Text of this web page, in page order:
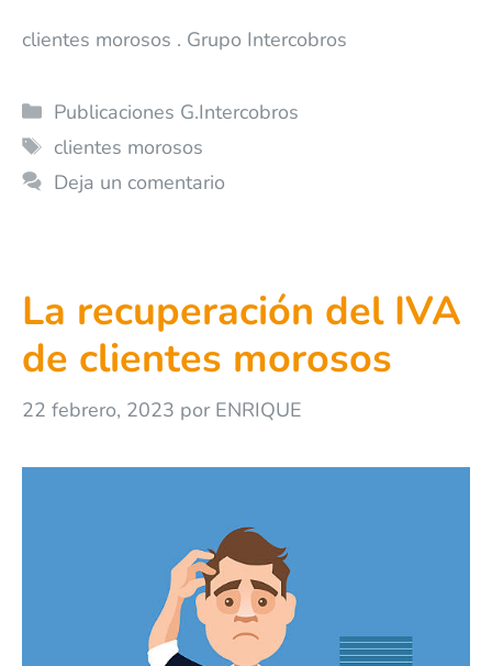
clientes morosos . Grupo Intercobros
Publicaciones G.Intercobros
clientes morosos
Deja un comentario
La recuperación del IVA
de clientes morosos
22 febrero, 2023 por ENRIQUE